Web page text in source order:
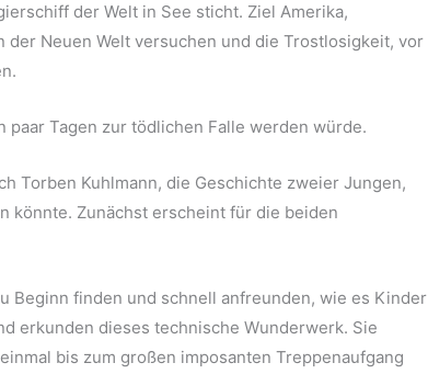
der Welt in See sticht. Ziel Amerika,
Neuen Welt versuchen und die Trostlosigkeit, vor
Tagen zur tödlichen Falle werden würde.
Torben Kuhlmann, die Geschichte zweier Jungen,
könnte. Zunächst erscheint für die beiden
Beginn finden und schnell anfreunden, wie es Kinder
erkunden dieses technische Wunderwerk. Sie
bis zum großen imposanten Treppenaufgang